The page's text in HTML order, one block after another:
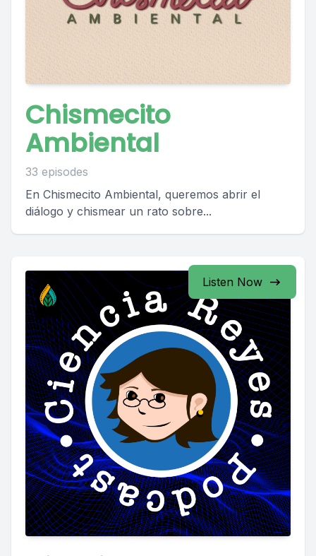
Chismecito
Ambiental
33 episodes
En Chismecito Ambiental, queremos abrir el
diálogo y chismear un rato sobre...
Listen Now